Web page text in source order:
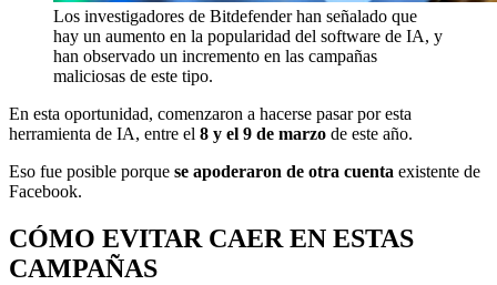
Los investigadores de Bitdefender han señalado que
hay un aumento en la popularidad del software de IA, y
han observado un incremento en las campañas
maliciosas de este tipo.
En esta oportunidad, comenzaron a hacerse pasar por esta
herramienta de IA, entre el 8 y el 9 de marzo de este año.
Eso fue posible porque se apoderaron de otra cuenta existente de
Facebook.
CÓMO EVITAR CAER EN ESTAS
CAMPAÑAS